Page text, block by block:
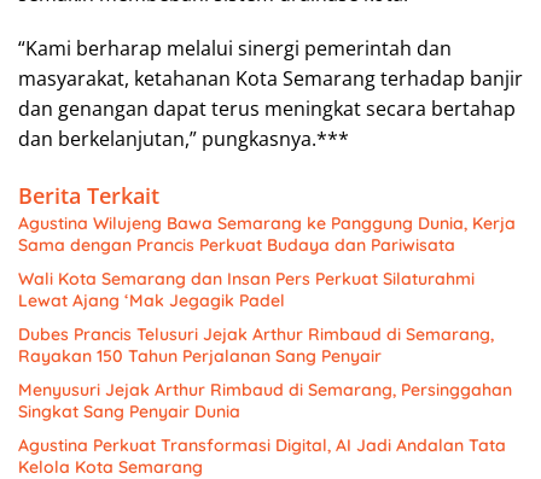
“Kami berharap melalui sinergi pemerintah dan
masyarakat, ketahanan Kota Semarang terhadap banjir
dan genangan dapat terus meningkat secara bertahap
dan berkelanjutan,” pungkasnya.***
Berita Terkait
Agustina Wilujeng Bawa Semarang ke Panggung Dunia, Kerja
Sama dengan Prancis Perkuat Budaya dan Pariwisata
Wali Kota Semarang dan Insan Pers Perkuat Silaturahmi
Lewat Ajang ‘Mak Jegagik Padel
Dubes Prancis Telusuri Jejak Arthur Rimbaud di Semarang,
Rayakan 150 Tahun Perjalanan Sang Penyair
Menyusuri Jejak Arthur Rimbaud di Semarang, Persinggahan
Singkat Sang Penyair Dunia
Agustina Perkuat Transformasi Digital, AI Jadi Andalan Tata
Kelola Kota Semarang